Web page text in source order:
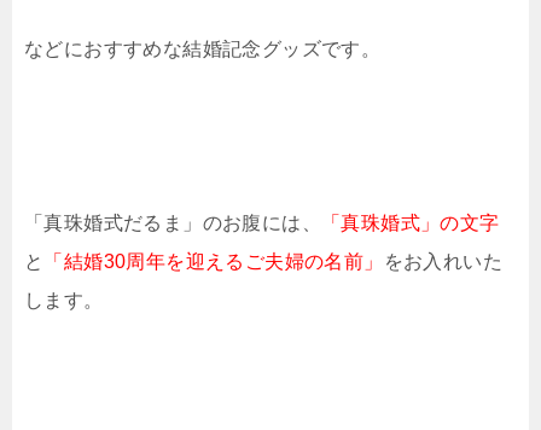
などにおすすめな結婚記念グッズです。
「真珠婚式だるま」のお腹には、
「真珠婚式」の文字
と
「結婚30周年を迎えるご夫婦の名前」
をお入れいた
します。